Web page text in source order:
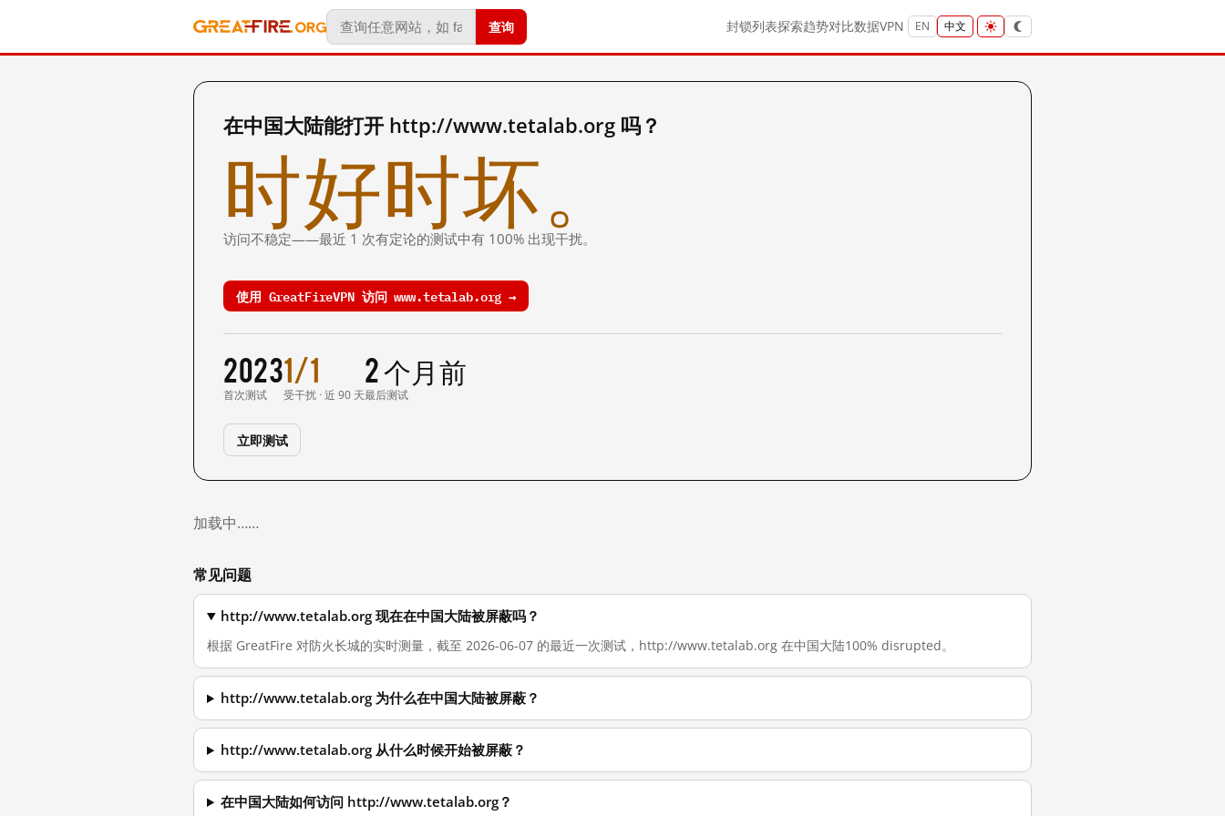
查询 封锁列表探索趋势对比数据VPN EN 中文
在中国大陆能打开 http://www.tetalab.org 吗？
时好时坏。
访问不稳定——最近 1 次有定论的测试中有 100% 出现干扰。
使用 GreatFireVPN 访问 www.tetalab.org →
2023
首次测试
1/1
受干扰 · 近 90 天
2 个月前
最后测试
立即测试
加载中……
常见问题
http://www.tetalab.org 现在在中国大陆被屏蔽吗？
根据 GreatFire 对防火长城的实时测量，截至 2026-06-07 的最近一次测试，http://www.tetalab.org 在中国大陆100% disrupted。
http://www.tetalab.org 为什么在中国大陆被屏蔽？
http://www.tetalab.org 从什么时候开始被屏蔽？
在中国大陆如何访问 http://www.tetalab.org？